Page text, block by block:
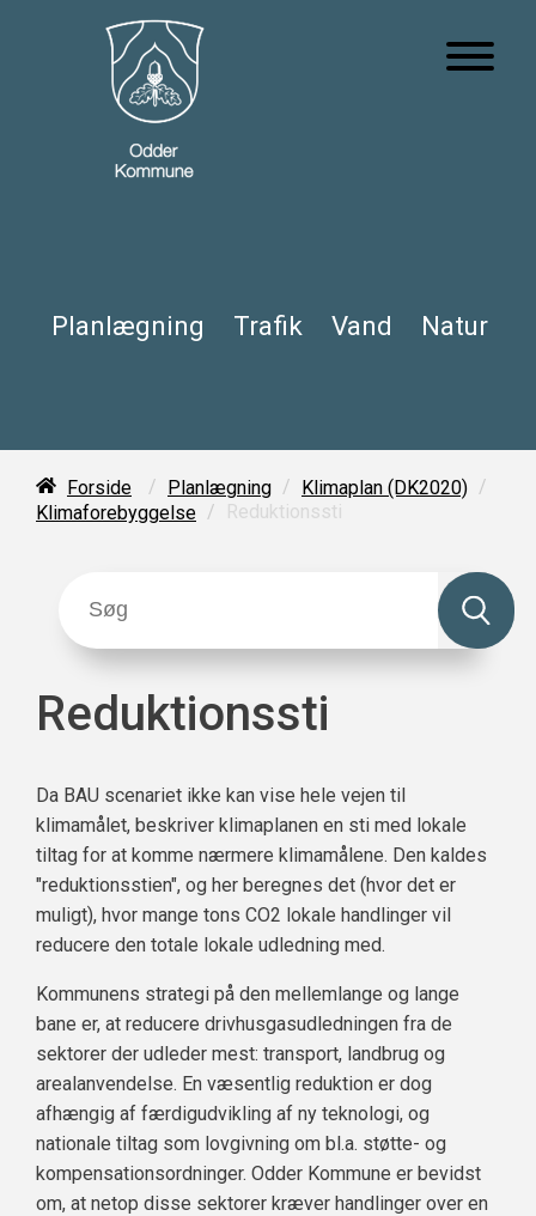
Planlægning Trafik Vand Natur
Forside / Planlægning / Klimaplan (DK2020) /
Klimaforebyggelse / Reduktionssti
Reduktionssti
Da BAU scenariet ikke kan vise hele vejen til
klimamålet, beskriver klimaplanen en sti med lokale
tiltag for at komme nærmere klimamålene. Den kaldes
"reduktionsstien", og her beregnes det (hvor det er
muligt), hvor mange tons CO2 lokale handlinger vil
reducere den totale lokale udledning med.
Kommunens strategi på den mellemlange og lange
bane er, at reducere drivhusgasudledningen fra de
sektorer der udleder mest: transport, landbrug og
arealanvendelse. En væsentlig reduktion er dog
afhængig af færdigudvikling af ny teknologi, og
nationale tiltag som lovgivning om bl.a. støtte- og
kompensationsordninger. Odder Kommune er bevidst
om, at netop disse sektorer kræver handlinger over en